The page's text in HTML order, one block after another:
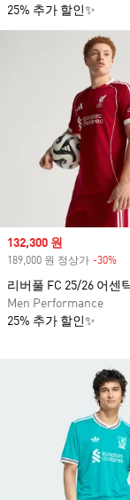
25% 추가 할인✨
Sale price
132,300 원
189,000 원 정상가 -30%
리버풀 FC 25/26 어센
Men Performance
25% 추가 할인✨